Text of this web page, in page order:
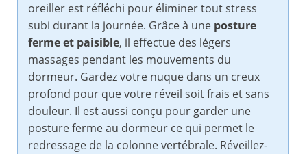
oreiller est réfléchi pour éliminer tout stress
subi durant la journée. Grâce à une posture
ferme et paisible, il effectue des légers
massages pendant les mouvements du
dormeur. Gardez votre nuque dans un creux
profond pour que votre réveil soit frais et sans
douleur. Il est aussi conçu pour garder une
posture ferme au dormeur ce qui permet le
redressage de la colonne vertébrale. Réveillez-